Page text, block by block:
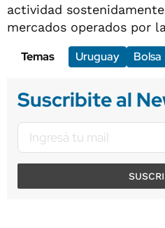
actividad
mercados operados por
Temas
Uruguay Bolsa
Suscribite al